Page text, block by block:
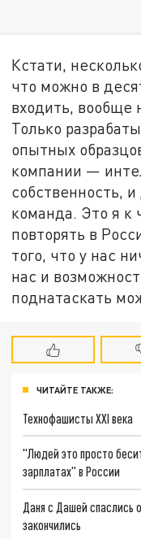
Кстати,
что можно в
входить, вообще
Только
опытных
компании —
собственность,
команда. Это я к
повторять в
того, что у нас
нас и
поднатаскать
ЧИТАЙТЕ ТАКЖЕ:
Технофашисты XXI века
"Людей это просто
зарплатах" в России
Даня с Дашей спаслись
закончились